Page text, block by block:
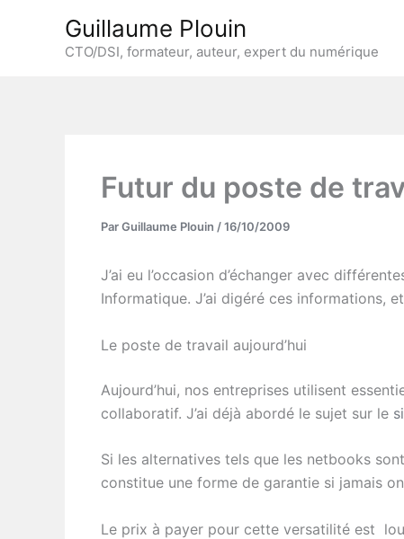
Guillaume Plouin
CTO/DSI, formateur, auteur, expert du numérique
Futur du poste de
ParGuillaume Plouin /16/10/2009
J’ai eu l’occasion d’échanger avec
Informatique. J’ai digéré ces informations,
Le poste de travail aujourd’hui
Aujourd’hui, nos entreprises utilisent
collaboratif. J’ai déjà abordé le sujet sur le
Si les alternatives tels que les netbooks
constitue une forme de garantie si jamais
Le prix à payer pour cette versatilité est